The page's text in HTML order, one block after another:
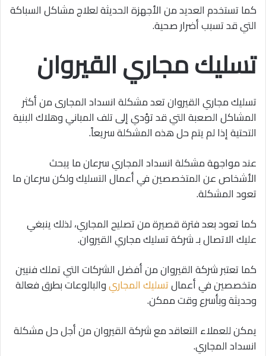
كما تستخدم العديد من الأجهزة الحديثة لعلاج مشاكل السباكة
التي قد تسبب أضرار صحية.
تسليك مجاري القيروان
تسليك مجاري القيروان تعد مشكلة انسداد المجارى من أكثر
المشاكل الصعبة التي قد تؤدي إلى تلف المباني وهلاك البنية
التحتية إذا لم يتم حل هذه المشكلة سريعاً.
عند مواجهة مشكلة انسداد المجاري سرعان ما يبحث
الأشخاص عن المتخصصين في أعمال التسليك ولكن سرعان ما
تعود المشكلة.
كما تعود بعد فترة قصيرة من تصليح المجاري، لذلك ينبغي
عليك الاتصال بـ شركة تسليك مجاري القيروان.
كما تعتبر شركة القيروان من أفضل الشركات التي تملك فنيين
متخصصين في أعمالتسليك المجاريوالبالوعات بطرق فعالة
وحديثة وبأسرع وقت ممكن.
يمكن للعملاء التعاقد مع شركة القيروان من أجل حل مشكلة
انسداد المجاري.